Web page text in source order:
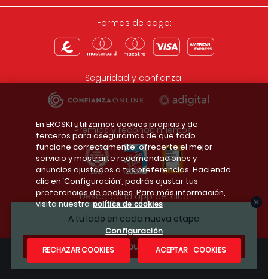
A tu lado en cada nueva etapa
¿Te apuntas?
Formas de pago:
Seguridad y confianza:
Premios y reconocimientos:
Descarga la app del club
Condiciones legales
En EROSKI utilizamos cookies propias y de
terceros para asegurarnos de que todo
funcione correctamente, ofrecerte el mejor
servicio y mostrarte recomendaciones y
anuncios ajustados a tus preferencias. Haciendo
clic en ‘Configuración’, podrás ajustar tus
preferencias de cookies. Para más información,
visita nuestra política de cookies
Configuración
RECHAZAR COOKIES
ACEPTAR COOKIES